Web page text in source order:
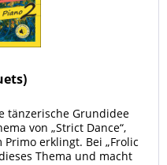
tänzerische Grundidee
von „Strict Dance“,
erklingt. Bei „Frolic
Thema und macht